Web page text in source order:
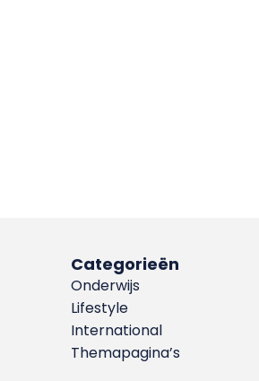
Categorieën
Onderwijs
Lifestyle
International
Themapagina’s